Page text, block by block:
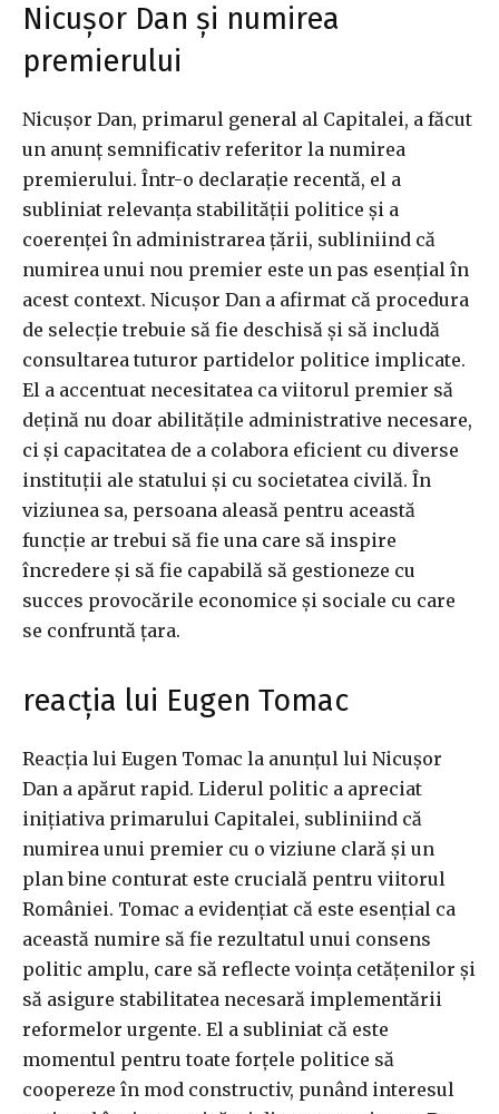
Nicușor Dan și numirea
premierului
Nicușor Dan, primarul general al Capitalei, a făcut
un anunț semnificativ referitor la numirea
premierului. Într-o declarație recentă, el a
subliniat relevanța stabilității politice și a
coerenței în administrarea țării, subliniind că
numirea unui nou premier este un pas esențial în
acest context. Nicușor Dan a afirmat că procedura
de selecție trebuie să fie deschisă și să includă
consultarea tuturor partidelor politice implicate.
El a accentuat necesitatea ca viitorul premier să
dețină nu doar abilitățile administrative necesare,
ci și capacitatea de a colabora eficient cu diverse
instituții ale statului și cu societatea civilă. În
viziunea sa, persoana aleasă pentru această
funcție ar trebui să fie una care să inspire
încredere și să fie capabilă să gestioneze cu
succes provocările economice și sociale cu care
se confruntă țara.
reacția lui Eugen Tomac
Reacția lui Eugen Tomac la anunțul lui Nicușor
Dan a apărut rapid. Liderul politic a apreciat
inițiativa primarului Capitalei, subliniind că
numirea unui premier cu o viziune clară și un
plan bine conturat este crucială pentru viitorul
României. Tomac a evidențiat că este esențial ca
această numire să fie rezultatul unui consens
politic amplu, care să reflecte voința cetățenilor și
să asigure stabilitatea necesară implementării
reformelor urgente. El a subliniat că este
momentul pentru toate forțele politice să
coopereze în mod constructiv, punând interesul